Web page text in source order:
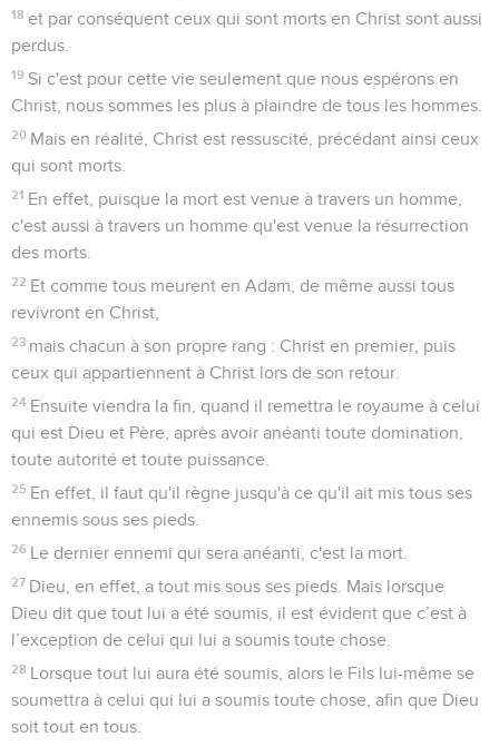
18 et par conséquent ceux qui sont morts en Christ sont aussi
perdus.
19 Si c'est pour cette vie seulement que nous espérons en
Christ, nous sommes les plus à plaindre de tous les hommes.
20 Mais en réalité, Christ est ressuscité, précédant ainsi ceux
qui sont morts.
21 En effet, puisque la mort est venue à travers un homme,
c'est aussi à travers un homme qu'est venue la résurrection
des morts.
22 Et comme tous meurent en Adam, de même aussi tous
revivront en Christ,
23 mais chacun à son propre rang : Christ en premier, puis
ceux qui appartiennent à Christ lors de son retour.
24 Ensuite viendra la fin, quand il remettra le royaume à celui
qui est Dieu et Père, après avoir anéanti toute domination,
toute autorité et toute puissance.
25 En effet, il faut qu'il règne jusqu'à ce qu'il ait mis tous ses
ennemis sous ses pieds.
26 Le dernier ennemi qui sera anéanti, c'est la mort.
27 Dieu, en effet, a tout mis sous ses pieds. Mais lorsque
Dieu dit que tout lui a été soumis, il est évident que c’est à
l’exception de celui qui lui a soumis toute chose.
28 Lorsque tout lui aura été soumis, alors le Fils lui-même se
soumettra à celui qui lui a soumis toute chose, afin que Dieu
soit tout en tous.